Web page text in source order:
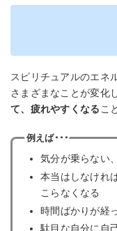
スピリチュアルのエネ
さまざまなことが変化
て、疲れやすくなるこ
例えば･･･
気分が乗らない
本当はしなけれ
こらなくなる
時間ばかりが経
駄目な自分に自